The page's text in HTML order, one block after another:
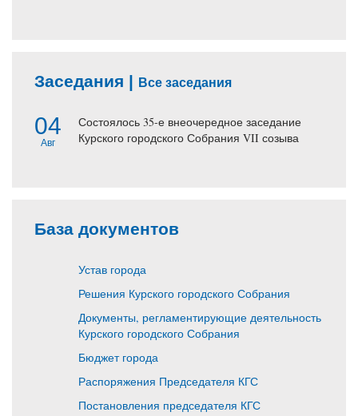
Заседания | Все заседания
04
Авг
Состоялось 35-е внеочередное заседание
Курского городского Собрания VII созыва
База документов
Устав города
Решения Курского городского Собрания
Документы, регламентирующие деятельность
Курского городского Собрания
Бюджет города
Распоряжения Председателя КГС
Постановления председателя КГС